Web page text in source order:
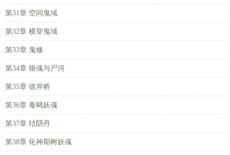
第31章 空间鬼域
第32章 横穿鬼域
第33章 鬼修
第34章 狼魂与尸河
第35章 彼岸桥
第36章 毒蝎妖魂
第37章 结阴丹
第38章 化神期树妖魂